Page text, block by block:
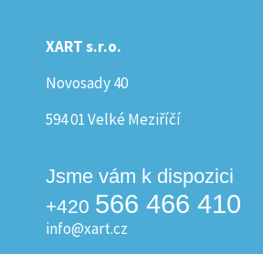
XART s.r.o.
Novosady 40
594 01 Velké Meziříčí
Jsme vám k dispozici
+420 566 466 410
info@xart.cz